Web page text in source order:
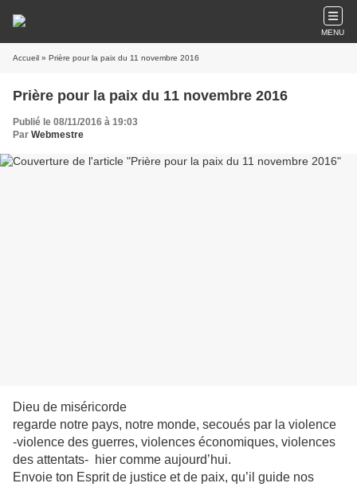
MENU
Accueil » Prière pour la paix du 11 novembre 2016
Prière pour la paix du 11 novembre 2016
Publié le 08/11/2016 à 19:03
Par Webmestre
Dieu de miséricorde
regarde notre pays, notre monde, secoués par la violence
-violence des guerres, violences économiques, violences
des attentats- hier comme aujourd’hui.
Envoie ton Esprit de justice et de paix, qu’il guide nos